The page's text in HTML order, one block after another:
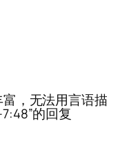
，无法用言语描
的回复